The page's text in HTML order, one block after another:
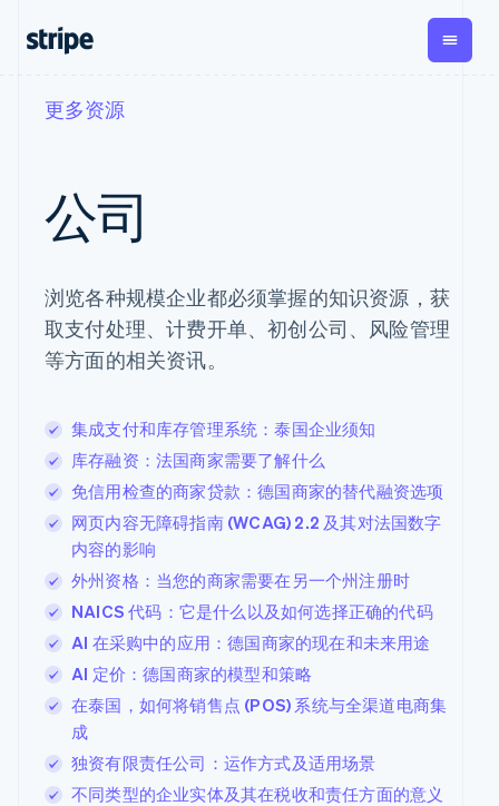
支付
在线支付
Managed
Payments
Payment links
无代码支付
Checkout
预构建支付界
Elements
灵活的 UI 组件
Payment
methods
接入 125+ 种支
付方式
Terminal
线下支付
Authorization
Boost
支付成功率优
化
Link
加速结账
Financial
Connections
数据
订阅管理
Invoicing
一次性或定期
税自动化
Revenue
Recognition
会计自动化
Stripe Sigma
自定义报告
向第三方
打款
Capital
定币发行
和发卡基
Crypto
可嵌入的
加密货币
购买
智能体商务
加密货币
电子商务
嵌入式金融
应用内支付
交易市场
资金管理
平台
SaaS
按行业
AI 企业
创作者经济
酒店、旅游与休闲
媒体与娱乐
非营利组织
专业服务
指南
接受线上付款
实施预置结账流程
提供按用量计费
发行稳定币支持的支付
卡
通过智能体配置和管理
服务
资源
应用集成
代码示例
API 状态
支持
获取支持
托管支持方案
专业服务
公司
产品路线图
Sessions 年度大会
资讯中心
Stripe Press
联系
联系销售
更多资源
公司
浏览各种规模企业都必须掌握的知识资源，获
取支付处理、计费开单、初创公司、风险管理
等方面的相关资讯。
集成支付和库存管理系统：泰国企业须知
库存融资：法国商家需要了解什么
免信用检查的商家贷款：德国商家的替代融资选项
网页内容无障碍指南 (WCAG) 2.2 及其对法国数字
内容的影响
外州资格：当您的商家需要在另一个州注册时
NAICS 代码：它是什么以及如何选择正确的代码
AI 在采购中的应用：德国商家的现在和未来用途
AI 定价：德国商家的模型和策略
在泰国，如何将销售点 (POS) 系统与全渠道电商集
成
独资有限责任公司：运作方式及适用场景
不同类型的企业实体及其在税收和责任方面的意义